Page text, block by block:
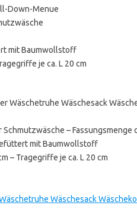
Down-Menue
mit Baumwollstoff
je ca. L 20 cm
Wäschetruhe Wäschesack
– Fassungsmenge
mit Baumwollstoff
– Tragegriffe je ca. L 20 cm
Wäschesack